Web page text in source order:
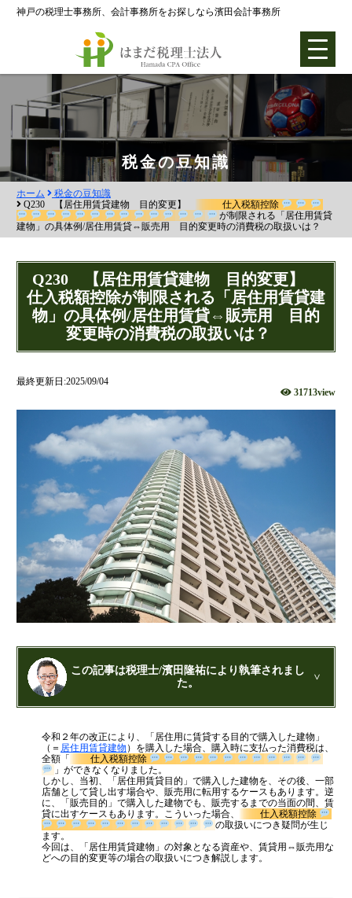
神戸の税理士事務所、会計事務所をお探しなら濱田会計事務所
ホーム
各種支援業務
会社設立支援
会社設立0円プラン
株式会社設立
合同会社設立
社団法人設立
当事務所に依頼するメリット
経営革新計画取得支援
経営革新計画の内容
計画を立てることで見えてくるもの
承認のメリット
承認要件
留意事項
当税理士法人のサービス
資金調達支援
金融機関の融資のポイント
融資を受けやすくする経営
VCによる資金調達
料金案内
通常料金
創業3年目までの特別料金
税金の豆知識
ホーム
税金の豆知識
Q230 【居住用賃貸建物 目的変更】
仕入税額控除
が制限される「居住用賃貸
建物」の具体例/居住用賃貸⇔販売用 目的変更時の消費税の取扱いは？
Q230 【居住用賃貸建物 目的変更】
仕入税額控除が制限される「居住用賃貸建
物」の具体例/居住用賃貸⇔販売用 目的
変更時の消費税の取扱いは？
最終更新日:2025/09/04
31713view
この記事は税理士/濱田隆祐により執筆されまし
た。
はまだ税理士法人の代表税理士
近畿税理士会 神戸支部：登録番号121899
日本公認会計士協会 兵庫会：登録番号17074
兵庫県行政書士会：登録番号19300373
1973年生まれ、大阪府豊中市出身
あずさ監査法人出身
クレアビズコンサルティング株式会社 ：代表取締役
YouTubeチャンネル：
人のちょっとお得な税金の豆知識
令和２年の改正により、「居住用に賃貸する目的で購入した建物」
（＝ 居住用賃貸建物 ）を購入した場合、購入時に支払った消費税は、
全額「
仕入税額控除
」ができなくなりました。
しかし、当初、「居住用賃貸目的」で購入した建物を、その後、一部
店舗として貸し出す場合や、販売用に転用するケースもあります。逆
に、「販売目的」で購入した建物でも、販売するまでの当面の間、賃
貸に出すケースもあります。こういった場合、
仕入税額控除
の取扱いにつき疑問が生じ
ます。
今回は、「居住用賃貸建物」の対象となる資産や、賃貸用⇔販売用な
どへの目的変更等の場合の取扱いにつき解説します。